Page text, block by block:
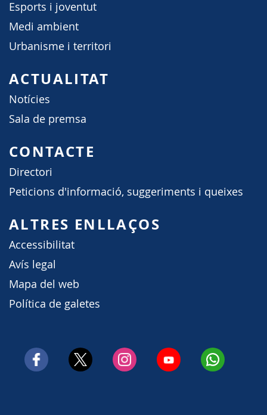
Esports i joventut
Medi ambient
Urbanisme i territori
ACTUALITAT
Notícies
Sala de premsa
CONTACTE
Directori
Peticions d'informació, suggeriments i queixes
ALTRES ENLLAÇOS
Accessibilitat
Avís legal
Mapa del web
Política de galetes